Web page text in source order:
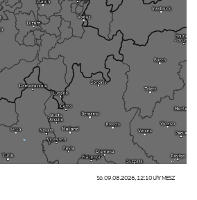
So. 09.08.2026, 12:10 UhrMESZ